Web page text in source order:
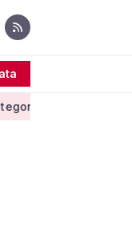
ih oko 140.000